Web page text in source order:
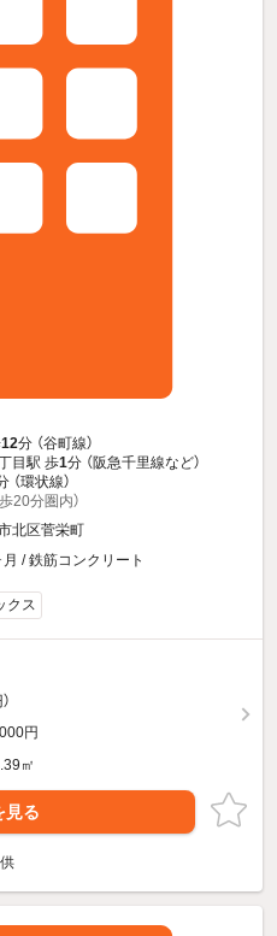
12分 （谷町線）
目駅 歩1分 （阪急千里線など）
（環状線）
20分圏内）
北区菅栄町
/ 鉄筋コンクリート
クス
円
㎡
見る